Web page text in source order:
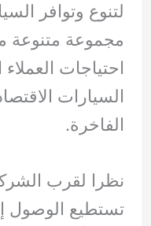
لتنوع وتوافر
مجموعة متنوعة
احتياجات
السيارات
الفاخرة.
نظرا لقرب
تستطيع الوصول